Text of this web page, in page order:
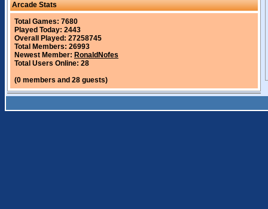
Arcade Stats
Total Games: 7680
Played Today: 2443
Overall Played: 27258745
Total Members: 26993
Newest Member: RonaldNofes
Total Users Online: 28
(0 members and 28 guests)